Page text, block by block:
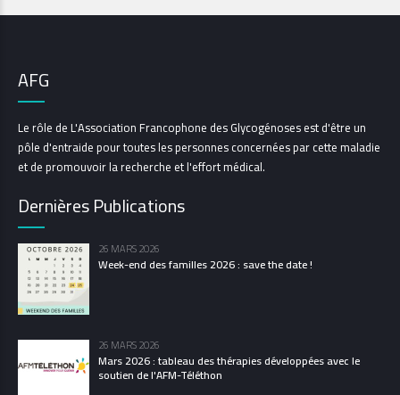
AFG
Le rôle de L'Association Francophone des Glycogénoses est d'être un
pôle d'entraide pour toutes les personnes concernées par cette maladie
et de promouvoir la recherche et l'effort médical.
Dernières Publications
26 MARS 2026
Week-end des familles 2026 : save the date !
26 MARS 2026
Mars 2026 : tableau des thérapies développées avec le
soutien de l'AFM-Téléthon